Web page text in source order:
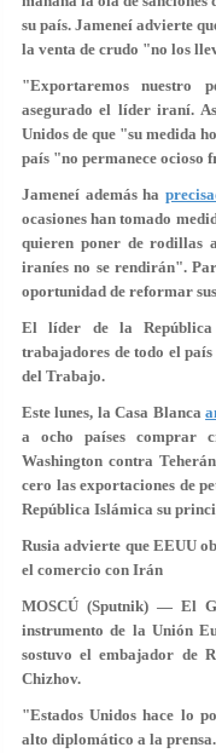
su país. Jameneí advierte
la venta de crudo "no los
"Exportaremos nuestro
asegurado el líder iraní.
Unidos de que "su medida
país "no permanece ocioso
Jameneí además ha
ocasiones han tomado
quieren poner de rodillas
iraníes no se rendirán".
oportunidad de reformar
El líder de la República
trabajadores de todo el
del Trabajo.
Este lunes, la Casa Blanca
a ocho países comprar
Washington contra
cero las exportaciones de
República Islámica su
Rusia advierte que EEUU
el comercio con Irán
MOSCÚ (Sputnik) — El
instrumento de la Unión
sostuvo el embajador de
Chizhov.
"Estados Unidos hace lo
alto diplomático a la prensa.